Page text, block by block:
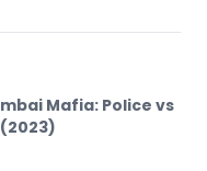
Mafia: Police vs